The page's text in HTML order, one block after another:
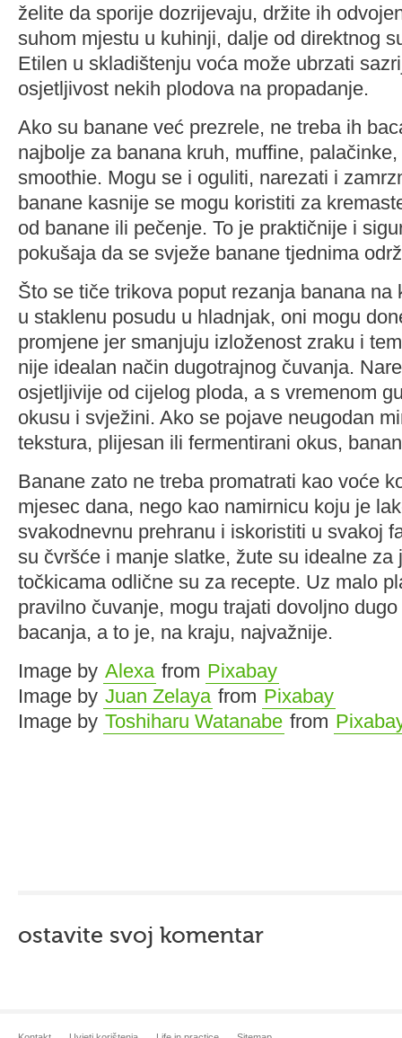
želite da sporije dozrijevaju, držite ih
suhom mjestu u kuhinji, dalje od direktnog
Etilen u skladištenju voća može ubrzati
osjetljivost nekih plodova na propadanje.
Ako su banane već prezrele, ne treba ih
najbolje za banana kruh, muffine,
smoothie. Mogu se i oguliti, narezati i
banane kasnije se mogu koristiti za
od banane ili pečenje. To je praktičnije i
pokušaja da se svježe banane tjednima
Što se tiče trikova poput rezanja banana na
u staklenu posudu u hladnjak, oni mogu
promjene jer smanjuju izloženost zraku i
nije idealan način dugotrajnog čuvanja.
osjetljivije od cijelog ploda, a s vremenom
okusu i svježini. Ako se pojave neugodan
tekstura, plijesan ili fermentirani okus,
Banane zato ne treba promatrati kao voće
mjesec dana, nego kao namirnicu koju je
svakodnevnu prehranu i iskoristiti u svakoj
su čvršće i manje slatke, žute su idealne za
točkicama odlične su za recepte. Uz malo
pravilno čuvanje, mogu trajati dovoljno
bacanja, a to je, na kraju, najvažnije.
Image by Alexa from Pixabay
Image by Juan Zelaya from Pixabay
Image by Toshiharu Watanabe from
ostavite svoj komentar